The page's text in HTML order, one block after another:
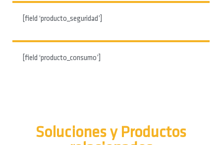
[field ‘producto_seguridad’]
[field ‘producto_consumo’]
Soluciones y Productos